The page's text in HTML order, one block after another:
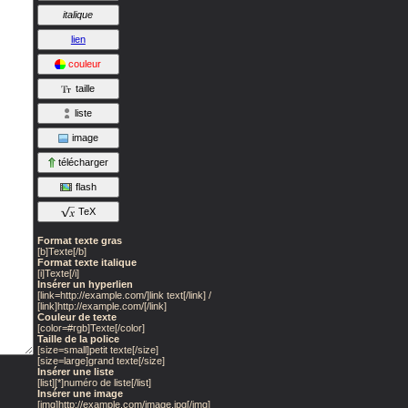
italique
lien
couleur
taille
liste
image
télécharger
flash
TeX
Format texte gras
[b]Texte[/b]
Format texte italique
[i]Texte[/i]
Insérer un hyperlien
[link=http://example.com/]link text[/link] /
[link]http://example.com/[/link]
Couleur de texte
[color=#rgb]Texte[/color]
Taille de la police
[size=small]petit texte[/size]
[size=large]grand texte[/size]
Insérer une liste
[list][*]numéro de liste[/list]
Insérer une image
[img]http://example.com/image.jpg[/img]